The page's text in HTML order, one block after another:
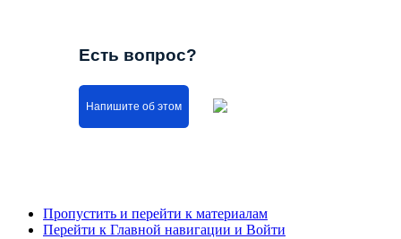
Есть вопрос?
Напишите об этом
Пропустить и перейти к материалам
Перейти к Главной навигации и Войти